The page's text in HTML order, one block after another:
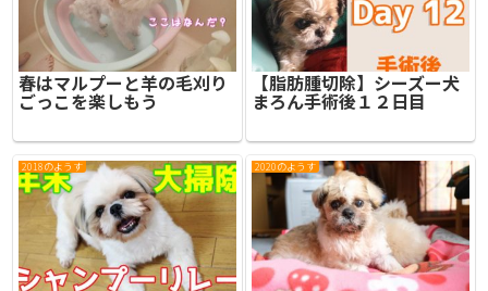
春はマルプーと羊の毛刈り
ごっこを楽しもう
【脂肪腫切除】シーズー犬
まろん手術後１２日目
2018のようす 2020のようす